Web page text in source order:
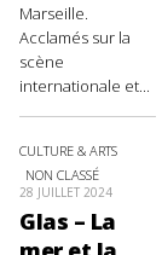
Marseille.
Acclamés sur la
scène
internationale et...
CULTURE & ARTS
NON CLASSÉ
28 JUILLET 2024
Glas – La